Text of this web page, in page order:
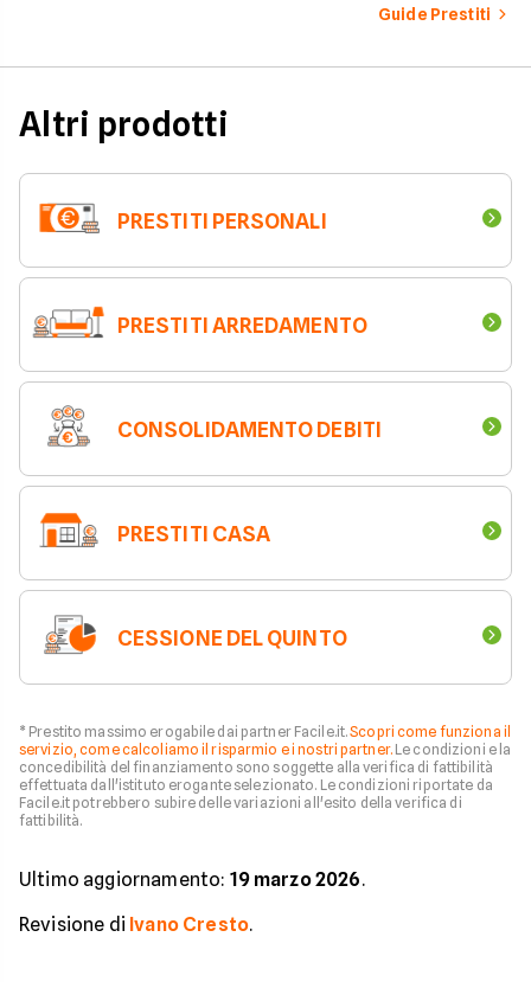
quali strategie puoi
Guide Prestiti
Altri prodotti
PRESTITI PERSONALI
PRESTITI ARREDAMENTO
CONSOLIDAMENTO DEBITI
PRESTITI CASA
CESSIONE DEL QUINTO
* Prestito massimo erogabile dai partner Facile.it.Scopri come funziona il
servizio, come calcoliamo il risparmio e i nostri partner.Le condizioni e la
concedibilità del finanziamento sono soggette alla verifica di fattibilità
effettuata dall'istituto erogante selezionato. Le condizioni riportate da
Facile.it potrebbero subire delle variazioni all'esito della verifica di
fattibilità.
Ultimo aggiornamento: 19 marzo 2026.
Revisione di Ivano Cresto.